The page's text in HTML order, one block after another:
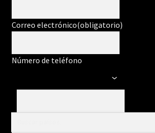
Correo electrónico(obligatorio)
Número de teléfono